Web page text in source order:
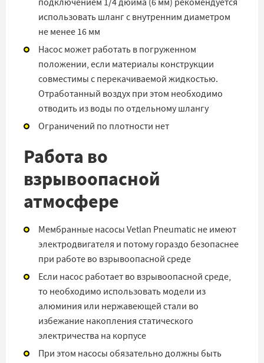
использовать шланг с внутренним диаметром
не менее 16 мм
Насос может работать в погруженном
положении, если материалы конструкции
совместимы с перекачиваемой жидкостью.
Отработанный воздух при этом необходимо
отводить из воды по отдельному шлангу
Ограничений по плотности нет
Работа во
взрывоопасной
атмосфере
Мембранные насосы Vetlan Pneumatic не имеют
электродвигателя и потому гораздо безопаснее
при работе во взрывоопасной среде
Если насос работает во взрывоопасной среде,
то необходимо использовать модели из
алюминия или нержавеющей стали во
избежание накопления статического
электричества на корпусе
При этом насосы обязательно должны быть